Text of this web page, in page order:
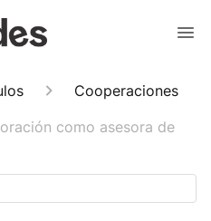
Cooperaciones
como asesora de